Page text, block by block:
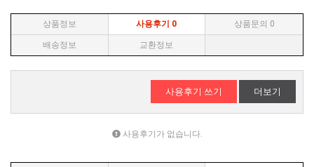
상품정보 사용후기 0 상품문의 0
배송정보 교환정보
사용후기 쓰기 더보기
사용후기가 없습니다.